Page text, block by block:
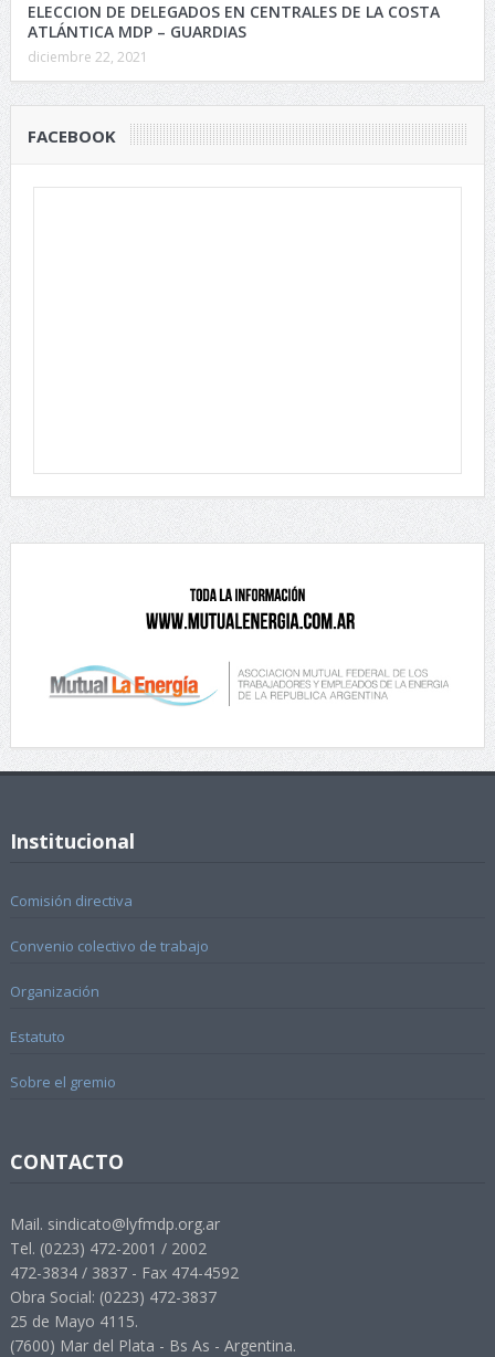
ELECCION DE DELEGADOS EN CENTRALES DE LA COSTA
ATLÁNTICA MDP – GUARDIAS
diciembre 22, 2021
FACEBOOK
Institucional
Comisión directiva
Convenio colectivo de trabajo
Organización
Estatuto
Sobre el gremio
CONTACTO
Mail. sindicato@lyfmdp.org.ar
Tel. (0223) 472-2001 / 2002
472-3834 / 3837 - Fax 474-4592
Obra Social: (0223) 472-3837
25 de Mayo 4115.
(7600) Mar del Plata - Bs As - Argentina.